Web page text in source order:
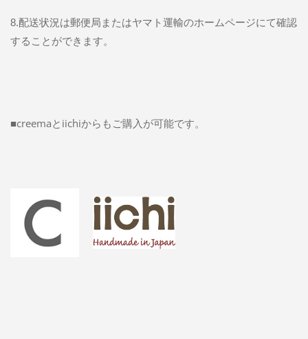
8.配送状況は郵便局またはヤマト運輸のホームページにて確認
することができます。
■creemaとiichiからもご購入が可能です。